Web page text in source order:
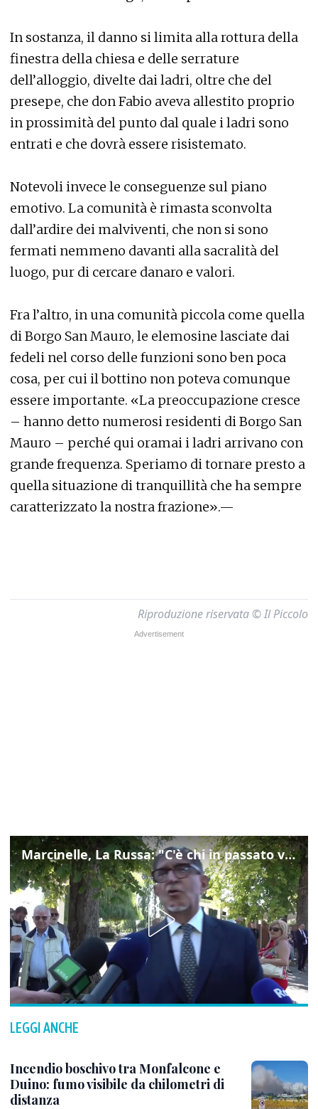
In sostanza, il danno si limita alla rottura della
finestra della chiesa e delle serrature
dell’alloggio, divelte dai ladri, oltre che del
presepe, che don Fabio aveva allestito proprio
in prossimità del punto dal quale i ladri sono
entrati e che dovrà essere risistemato.
Notevoli invece le conseguenze sul piano
emotivo. La comunità è rimasta sconvolta
dall’ardire dei malviventi, che non si sono
fermati nemmeno davanti alla sacralità del
luogo, pur di cercare danaro e valori.
Fra l’altro, in una comunità piccola come quella
di Borgo San Mauro, le elemosine lasciate dai
fedeli nel corso delle funzioni sono ben poca
cosa, per cui il bottino non poteva comunque
essere importante. «La preoccupazione cresce
– hanno detto numerosi residenti di Borgo San
Mauro – perché qui oramai i ladri arrivano con
grande frequenza. Speriamo di tornare presto a
quella situazione di tranquillità che ha sempre
caratterizzato la nostra frazione».—
Riproduzione riservata © Il Piccolo
Marcinelle, La Russa: "C'è chi in passato voltava le spalle a Marcinelle"
LEGGI ANCHE
Incendio boschivo tra Monfalcone e
Duino: fumo visibile da chilometri di
distanza